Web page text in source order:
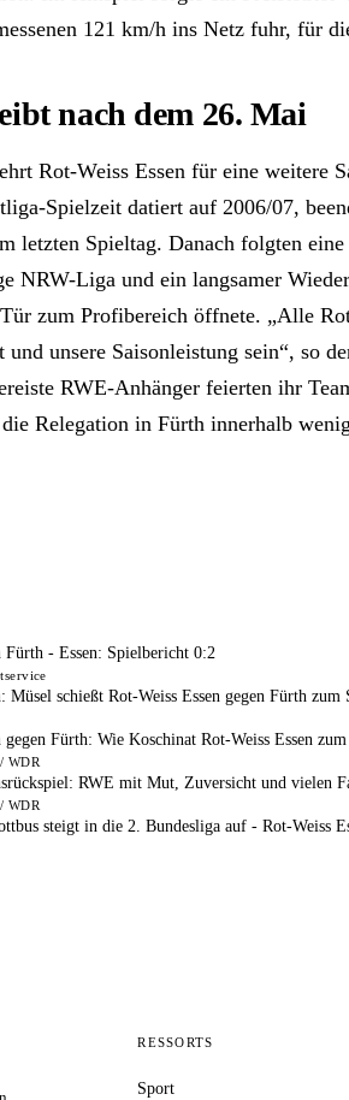
121 km/h ins Netz fuhr, für
nach dem 26. Mai
Rot-Weiss Essen für eine weitere
Spielzeit datiert auf 2006/07,
letzten Spieltag. Danach folgten
NRW-Liga und ein langsamer
zum Profibereich öffnete. „Alle
und unsere Saisonleistung sein“, so
RWE-Anhänger feierten ihr
Relegation in Fürth innerhalb
Fürth - Essen: Spielbericht 0:2
Müsel schießt Rot-Weiss Essen gegen Fürth zum
gegen Fürth: Wie Koschinat Rot-Weiss Essen
WDR
RWE mit Mut, Zuversicht und vielen
WDR
steigt in die 2. Bundesliga auf - Rot-Weiss
RESSORTS
Sport